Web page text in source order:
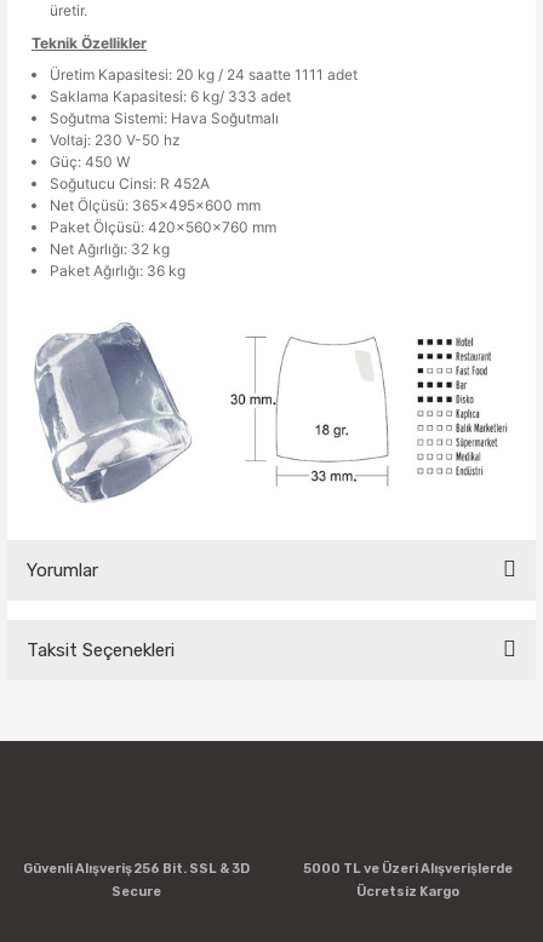
üretir.
Teknik Özellikler
Üretim Kapasitesi: 20 kg / 24 saatte 1111 adet
Saklama Kapasitesi: 6 kg/ 333 adet
Soğutma Sistemi: Hava Soğutmalı
Voltaj: 230 V-50 hz
Güç: 450 W
Soğutucu Cinsi: R 452A
Net Ölçüsü: 365x495x600 mm
Paket Ölçüsü: 420x560x760 mm
Net Ağırlığı: 32 kg
Paket Ağırlığı: 36 kg
Yorumlar
Yorum Yaz
Taksit Seçenekleri
Güvenli Alışveriş 256 Bit. SSL & 3D
Secure
5000 TL ve Üzeri Alışverişlerde
Ücretsiz Kargo